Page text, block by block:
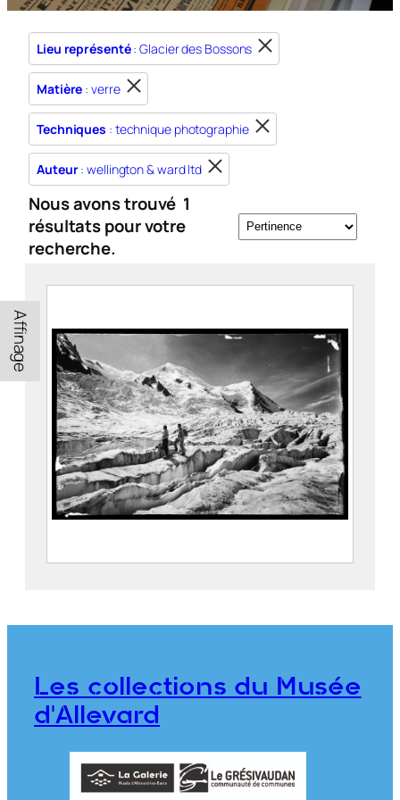
Lieu représenté: Glacier des Bossons
Matière : verre
Techniques : technique photographie
Auteur: wellington & ward ltd
Nous avons trouvé 1
résultats pour votre
recherche.
Affinage
Chamonix, Caravane sur le glacier du
FEUGIER, Albert Marius (Saint-
Wellington & Ward Ltd
CE2020.1.350
Les collections du Musée
d'Allevard